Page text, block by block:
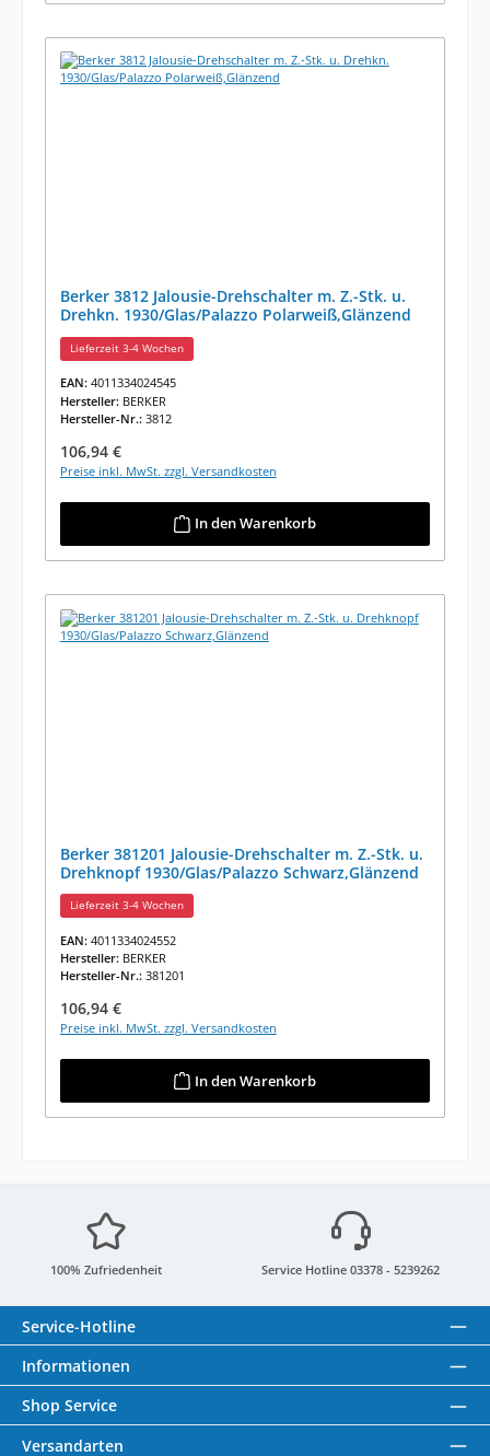
Berker 3812 Jalousie-Drehschalter m. Z.-Stk. u.
Drehkn. 1930/Glas/Palazzo Polarweiß,Glänzend
Lieferzeit 3-4 Wochen
EAN: 4011334024545
Hersteller: BERKER
Hersteller-Nr.: 3812
Regulärer Preis:
106,94 €
Preise inkl. MwSt. zzgl. Versandkosten
In den Warenkorb
Berker 381201 Jalousie-Drehschalter m. Z.-Stk. u.
Drehknopf 1930/Glas/Palazzo Schwarz,Glänzend
Lieferzeit 3-4 Wochen
EAN: 4011334024552
Hersteller: BERKER
Hersteller-Nr.: 381201
Regulärer Preis:
106,94 €
Preise inkl. MwSt. zzgl. Versandkosten
In den Warenkorb
100% Zufriedenheit Service Hotline 03378 - 5239262
Service-Hotline
Informationen
Shop Service
Versandarten